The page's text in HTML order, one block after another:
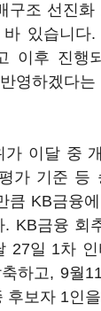
구조 선진화
있습니다.
이후 진행
영하겠다
이달 중
가 기준 등
큼 KB금융
. KB금융 회
27일 1차
하고, 9월
후보자 1인